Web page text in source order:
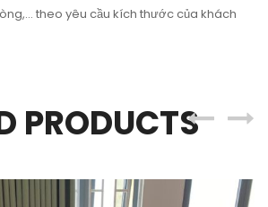
theo yêu cầu kích thước của khách
PRODUCTS